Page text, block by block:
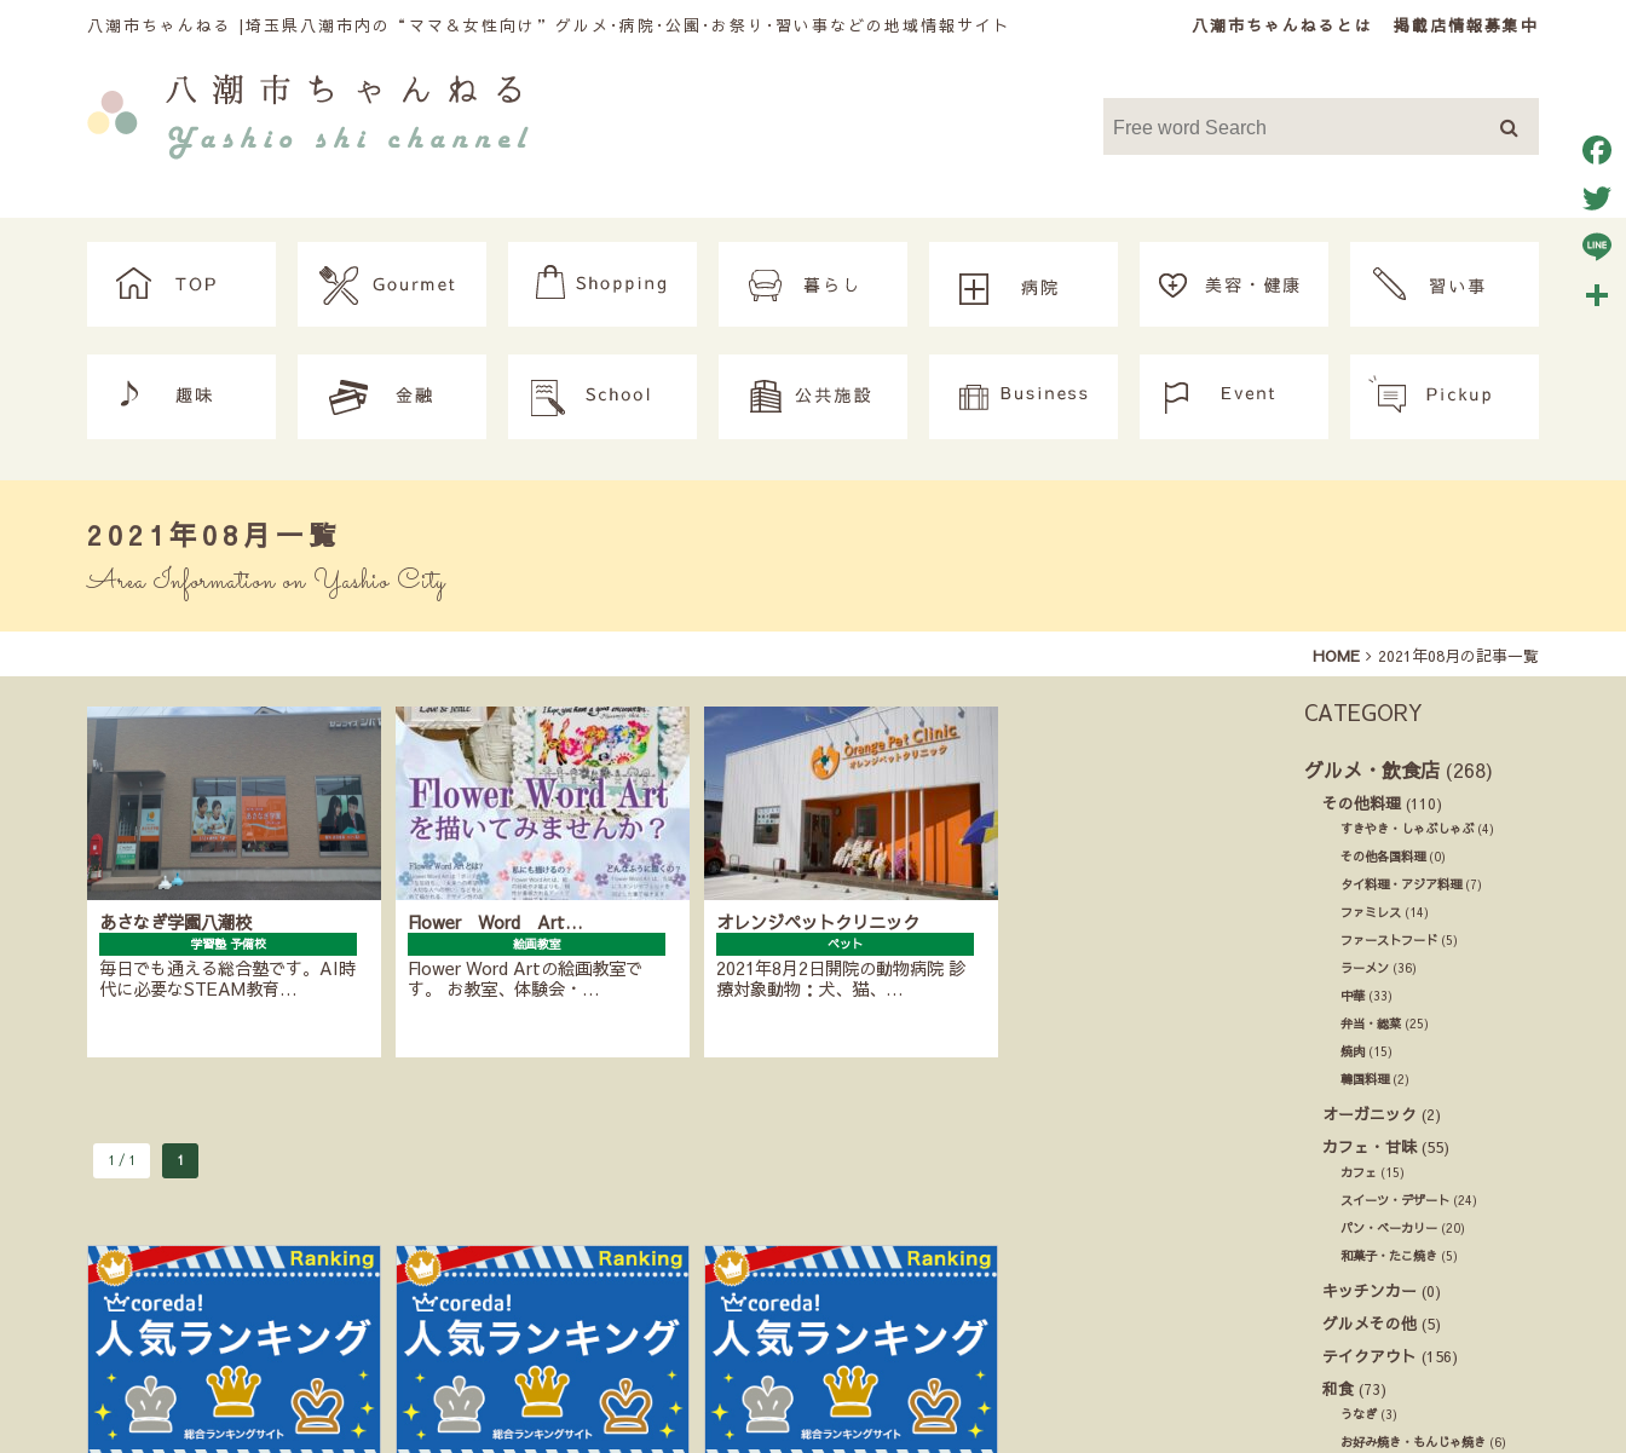
八潮市ちゃんねるとは 掲載店情報募集中
八潮市ちゃんねる |埼玉県八潮市内の“ママ＆女性向け”グルメ･病院･公園･お祭り･習い事などの地域情報サイト
2021年08月一覧
Area Information on Yashio City
HOME 2021年08月の記事一覧
あさなぎ学園八潮校
学習塾 予備校
毎日でも通える総合塾です。AI時
代に必要なSTEAM教育…
Flower Word Art…
絵画教室
Flower Word Artの絵画教室で
す。 お教室、体験会・…
オレンジペットクリニック
ペット
2021年8月2日開院の動物病院 診
療対象動物：犬、猫、…
1 / 1 1
CATEGORY
グルメ・飲食店 (268)
その他料理 (110)
すきやき・しゃぶしゃぶ(4)
その他各国料理(0)
タイ料理・アジア料理(7)
ファミレス (14)
ファーストフード (5)
ラーメン (36)
中華(33)
弁当・総菜 (25)
焼肉 (15)
韓国料理(2)
オーガニック (2)
カフェ・甘味(55)
カフェ (15)
スイーツ・デザート (24)
パン・ベーカリー (20)
和菓子・たこ焼き (5)
キッチンカー (0)
グルメその他 (5)
テイクアウト (156)
和食 (73)
うなぎ(3)
お好み焼き・もんじゃ焼き (6)
Line